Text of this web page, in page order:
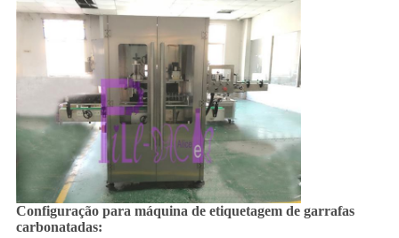
Configuração para máquina de etiquetagem de garrafas
carbonatadas: